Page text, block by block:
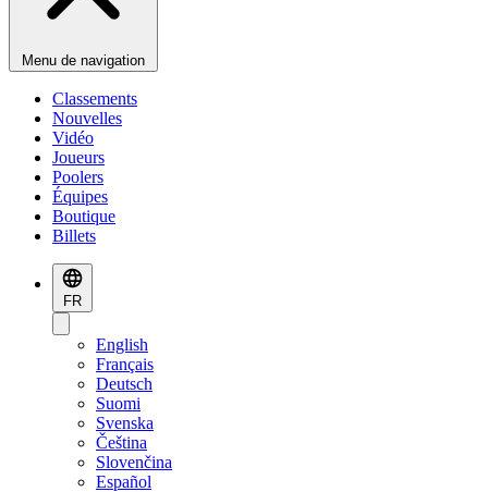
Menu de navigation
Classements
Nouvelles
Vidéo
Joueurs
Poolers
Équipes
Boutique
Billets
FR
English
Français
Deutsch
Suomi
Svenska
Čeština
Slovenčina
Español